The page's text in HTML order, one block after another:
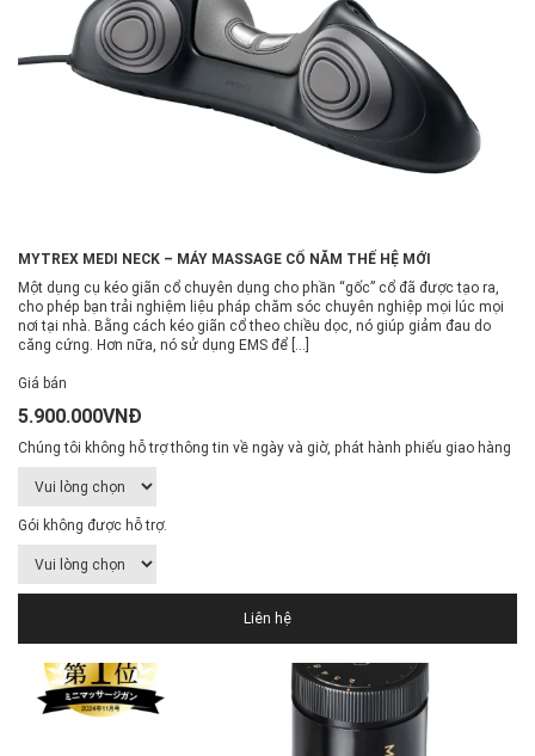
MYTREX MEDI NECK – MÁY MASSAGE CỔ NẰM THẾ HỆ MỚI
Một dụng cụ kéo giãn cổ chuyên dụng cho phần “gốc” cổ đã được tạo ra,
cho phép bạn trải nghiệm liệu pháp chăm sóc chuyên nghiệp mọi lúc mọi
nơi tại nhà. Bằng cách kéo giãn cổ theo chiều dọc, nó giúp giảm đau do
căng cứng. Hơn nữa, nó sử dụng EMS để […]
Giá bán
5.900.000VNĐ
Chúng tôi không hỗ trợ thông tin về ngày và giờ, phát hành phiếu giao hàng
Gói không được hỗ trợ.
Liên hệ